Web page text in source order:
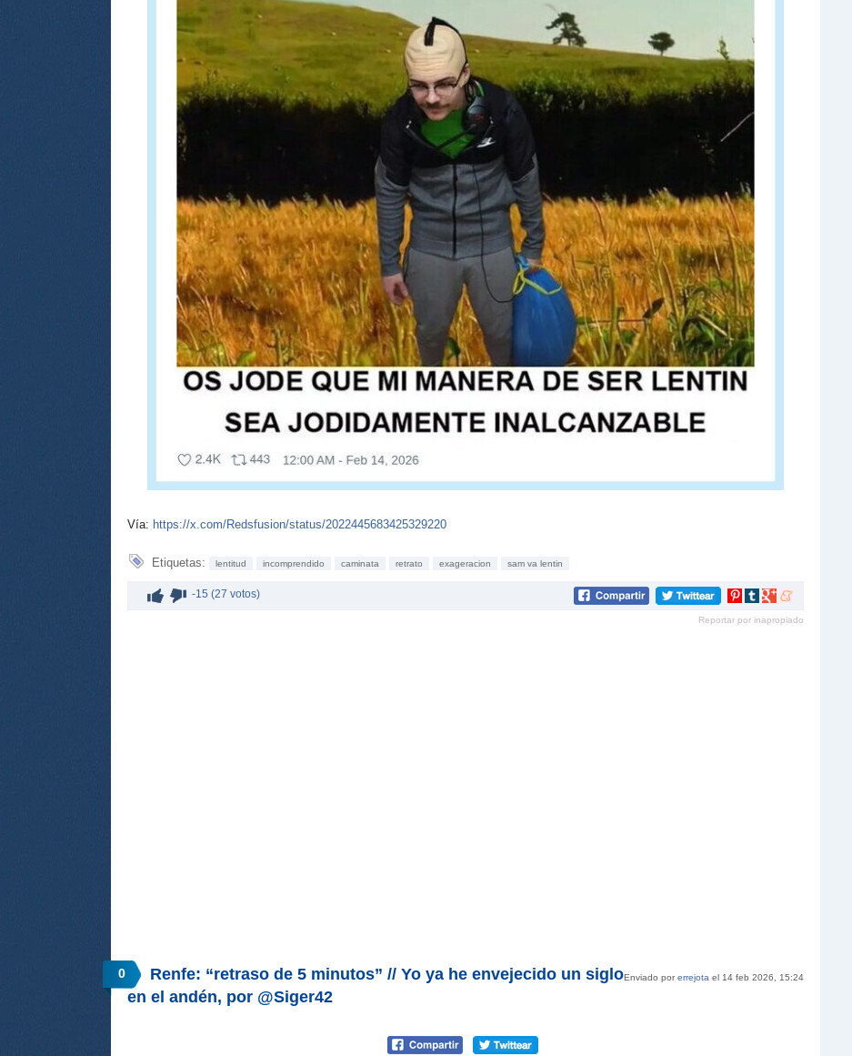
Vía: https://x.com/Redsfusion/status/2022445683425329220
Etiquetas: lentitud incomprendido caminata retrato exageracion sam va lentin
-15 (27 votos)
Compartir
Pinterest
Compartir
tumblr
Compartir
Google+
Compartir
meneame
Reportar por inapropiado
0 Enviado porerrejota el 14 feb 2026, 15:24
Renfe: “retraso de 5 minutos” // Yo ya he envejecido un siglo
en el andén, por @Siger42